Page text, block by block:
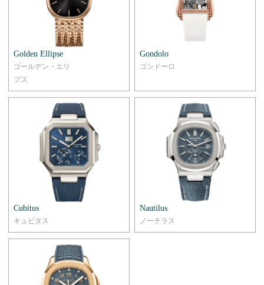
Golden Ellipse
ゴールデン・エリ
プス
Gondolo
ゴンドーロ
Cubitus
キュビタス
Nautilus
ノーチラス